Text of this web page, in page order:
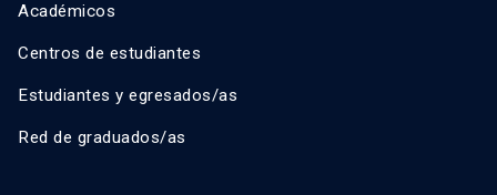
Académicos
Centros de estudiantes
Estudiantes y egresados/as
Red de graduados/as